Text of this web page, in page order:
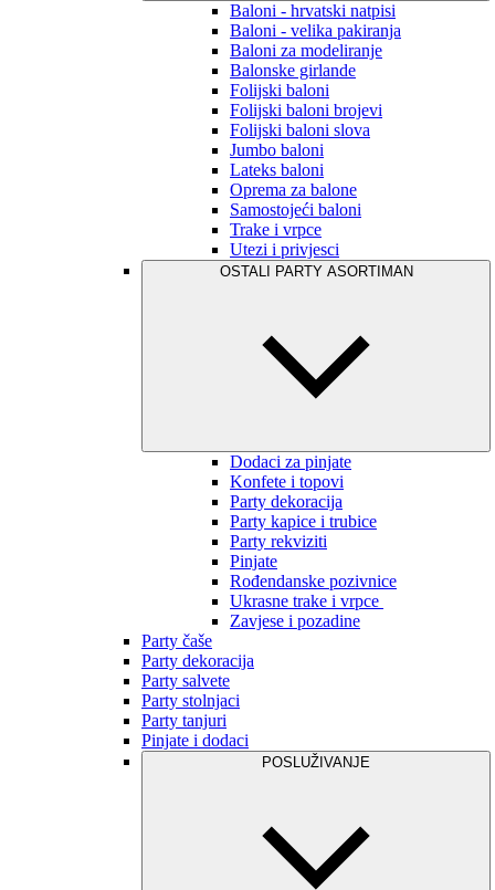
Baloni - hrvatski natpisi
Baloni - velika pakiranja
Baloni za modeliranje
Balonske girlande
Folijski baloni
Folijski baloni brojevi
Folijski baloni slova
Jumbo baloni
Lateks baloni
Oprema za balone
Samostojeći baloni
Trake i vrpce
Utezi i privjesci
OSTALI PARTY ASORTIMAN
Dodaci za pinjate
Konfete i topovi
Party dekoracija
Party kapice i trubice
Party rekviziti
Pinjate
Rođendanske pozivnice
Ukrasne trake i vrpce
Zavjese i pozadine
Party čaše
Party dekoracija
Party salvete
Party stolnjaci
Party tanjuri
Pinjate i dodaci
POSLUŽIVANJE